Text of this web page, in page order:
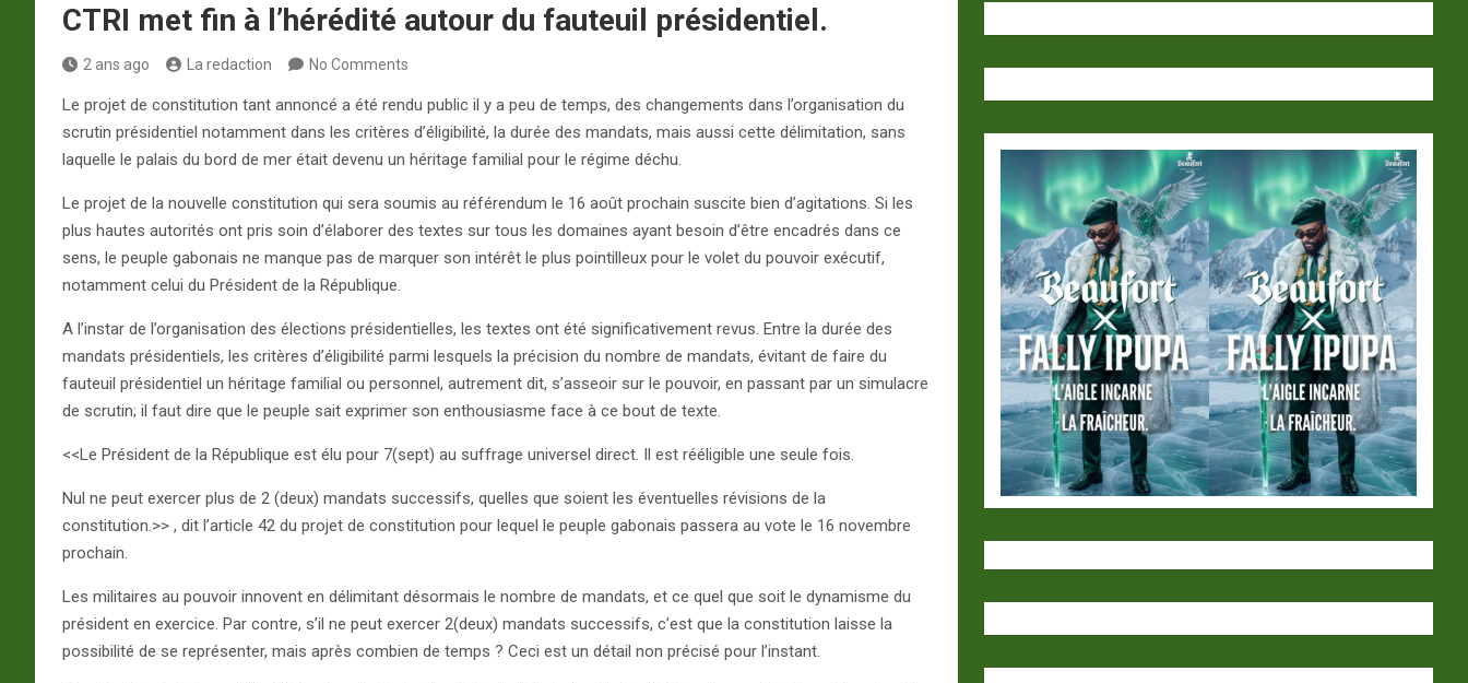
CTRI met fin à l’hérédité autour du fauteuil présidentiel.
2 ans ago La redaction No Comments
Le projet de constitution tant annoncé a été rendu public il y a peu de temps, des changements dans l’organisation du
scrutin présidentiel notamment dans les critères d’éligibilité, la durée des mandats, mais aussi cette délimitation, sans
laquelle le palais du bord de mer était devenu un héritage familial pour le régime déchu.
Le projet de la nouvelle constitution qui sera soumis au référendum le 16 août prochain suscite bien d’agitations. Si les
plus hautes autorités ont pris soin d’élaborer des textes sur tous les domaines ayant besoin d’être encadrés dans ce
sens, le peuple gabonais ne manque pas de marquer son intérêt le plus pointilleux pour le volet du pouvoir exécutif,
notamment celui du Président de la République.
A l’instar de l’organisation des élections présidentielles, les textes ont été significativement revus. Entre la durée des
mandats présidentiels, les critères d’éligibilité parmi lesquels la précision du nombre de mandats, évitant de faire du
fauteuil présidentiel un héritage familial ou personnel, autrement dit, s’asseoir sur le pouvoir, en passant par un simulacre
de scrutin; il faut dire que le peuple sait exprimer son enthousiasme face à ce bout de texte.
<<Le Président de la République est élu pour 7(sept) au suffrage universel direct. Il est rééligible une seule fois.
Nul ne peut exercer plus de 2 (deux) mandats successifs, quelles que soient les éventuelles révisions de la
constitution.>> , dit l’article 42 du projet de constitution pour lequel le peuple gabonais passera au vote le 16 novembre
prochain.
Les militaires au pouvoir innovent en délimitant désormais le nombre de mandats, et ce quel que soit le dynamisme du
président en exercice. Par contre, s’il ne peut exercer 2(deux) mandats successifs, c’est que la constitution laisse la
possibilité de se représenter, mais après combien de temps ? Ceci est un détail non précisé pour l’instant.